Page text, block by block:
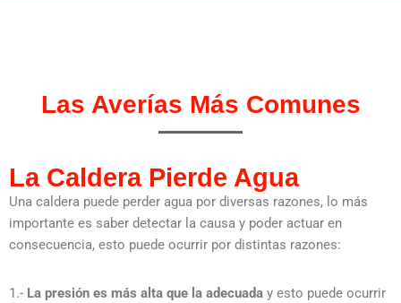
Las Averías Más Comunes
La Caldera Pierde Agua
Una caldera puede perder agua por diversas razones, lo más
importante es saber detectar la causa y poder actuar en
consecuencia, esto puede ocurrir por distintas razones:
1.- La presión es más alta que la adecuada y esto puede ocurrir